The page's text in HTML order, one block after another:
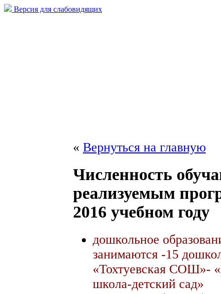
Версия для слабовидящих
« Вернуться на главную
Численность
реализуемым
2016 учебном году
дошкольное
занимаются -15
«Тохтуевская СОШ»-
школа-детский сад»